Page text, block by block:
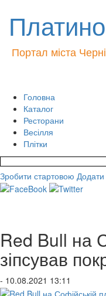
Портал міста
Головна
Каталог
Ресторани
Весілля
Плітки
Зробити стартовою Додати
Red Bull на
зіпсував
- 10.08.2021 13:11